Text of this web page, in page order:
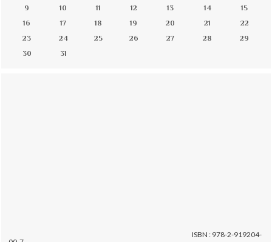
9
10 11 12 13 14
15
16
17 18 19 20 21
22
23
24 25 26 27 28
29
30
31
ISBN : 978-2-919204-